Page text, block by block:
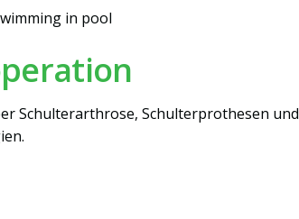
Schulterarthrose, Schulterprothesen und